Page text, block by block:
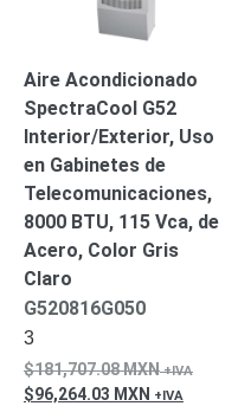
Mobiliario
Accesorios
ApoyoPantallas
/
Monitores Videowall
Seguridad
Protección
Contra
Descargas
Corriente
AlternaCorriente
/
Almacenamiento
Aire Acondicionado
SpectraCool G52
Interior/Exterior, Uso
en Gabinetes de
Telecomunicaciones,
8000 BTU, 115 Vca, de
Acero, Color Gris
Claro
G520816G050
3
181,707.08MXN
96,264.03 MXN